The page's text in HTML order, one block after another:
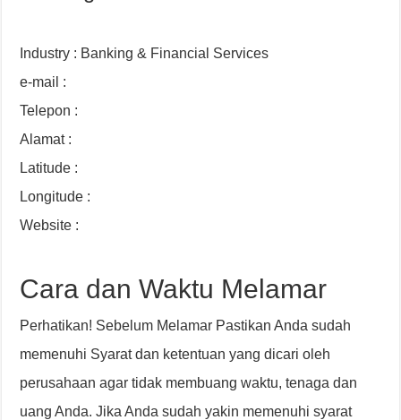
Industry : Banking & Financial Services
e-mail :
Telepon :
Alamat :
Latitude :
Longitude :
Website :
Cara dan Waktu Melamar
Perhatikan! Sebelum Melamar Pastikan Anda sudah
memenuhi Syarat dan ketentuan yang dicari oleh
perusahaan agar tidak membuang waktu, tenaga dan
uang Anda. Jika Anda sudah yakin memenuhi syarat